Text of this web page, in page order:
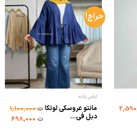
حراج!
لباس زنانه
مانتو عروسکی لوتکا
دبل فی...
ت1,100,000
ت698,000